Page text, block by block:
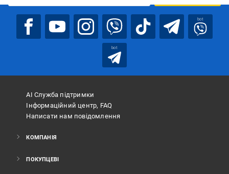
bot
bot
АІ Служба підтримки
Інформаційний центр, FAQ
Написати нам повідомлення
КОМПАНІЯ
ПОКУПЦЕВІ